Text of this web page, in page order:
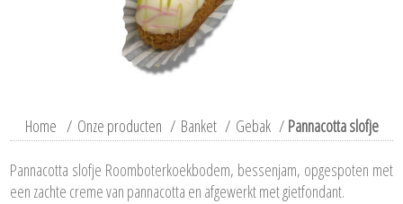
Home / Onze producten / Banket / Gebak / Pannacotta slofje
Pannacotta slofje Roomboterkoekbodem, bessenjam, opgespoten met
een zachte creme van pannacotta en afgewerkt met gietfondant.